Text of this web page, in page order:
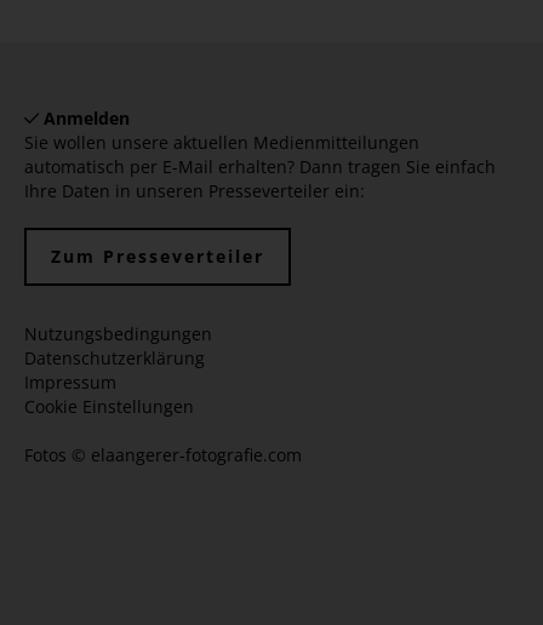
Anmelden
Sie wollen unsere aktuellen Medienmitteilungen
automatisch per E-Mail erhalten? Dann tragen Sie einfach
Ihre Daten in unseren Presseverteiler ein:
Zum Presseverteiler
Nutzungsbedingungen
Datenschutzerklärung
Impressum
Cookie Einstellungen
Fotos © elaangerer-fotografie.com